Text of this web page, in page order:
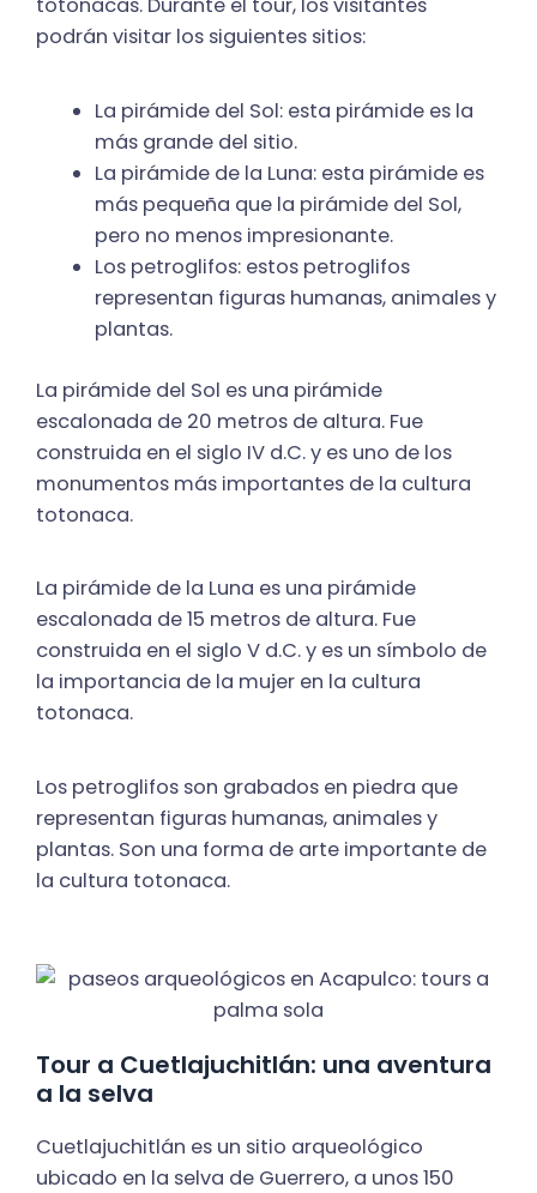
totonacas. Durante el tour, los visitantes
podrán visitar los siguientes sitios:
La pirámide del Sol: esta pirámide es la
más grande del sitio.
La pirámide de la Luna: esta pirámide es
más pequeña que la pirámide del Sol,
pero no menos impresionante.
Los petroglifos: estos petroglifos
representan figuras humanas, animales y
plantas.
La pirámide del Sol es una pirámide
escalonada de 20 metros de altura. Fue
construida en el siglo IV d.C. y es uno de los
monumentos más importantes de la cultura
totonaca.
La pirámide de la Luna es una pirámide
escalonada de 15 metros de altura. Fue
construida en el siglo V d.C. y es un símbolo de
la importancia de la mujer en la cultura
totonaca.
Los petroglifos son grabados en piedra que
representan figuras humanas, animales y
plantas. Son una forma de arte importante de
la cultura totonaca.
Tour a Cuetlajuchitlán: una aventura
a la selva
Cuetlajuchitlán es un sitio arqueológico
ubicado en la selva de Guerrero, a unos 150